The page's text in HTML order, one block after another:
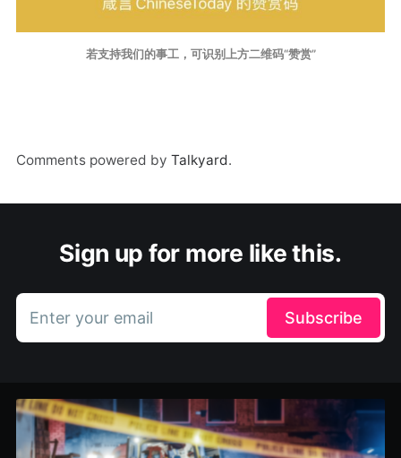
若支持我们的事工，可识别上方二维码“赞赏”
Comments powered by Talkyard.
Sign up for more like this.
Enter your email Subscribe